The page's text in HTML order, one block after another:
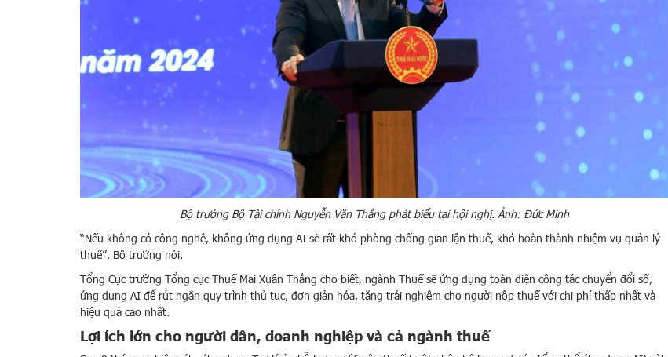
Bộ trưởng Bộ Tài chính Nguyễn Văn Thắng phát biểu tại hội nghị. Ảnh: Đức Minh
“Nếu không có công nghệ, không ứng dụng AI sẽ rất khó phòng chống gian lận thuế, khó hoàn thành nhiệm vụ quản lý
thuế”, Bộ trưởng nói.
Tổng Cục trưởng Tổng cục Thuế Mai Xuân Thắng cho biết, ngành Thuế sẽ ứng dụng toàn diện công tác chuyển đổi số,
ứng dụng AI để rút ngắn quy trình thủ tục, đơn giản hóa, tăng trải nghiệm cho người nộp thuế với chi phí thấp nhất và
hiệu quả cao nhất.
Lợi ích lớn cho người dân, doanh nghiệp và cả ngành thuế